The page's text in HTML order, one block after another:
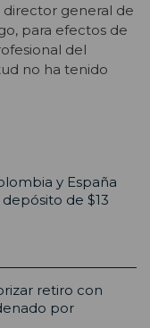
general de
para efectos de
del
no ha tenido
y España
de $13
retiro con
por